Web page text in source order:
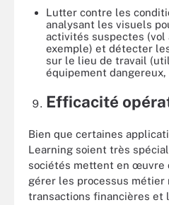
Lutter contre les
analysant les visuels
activités suspectes (vol
exemple) et détecter
sur le lieu de travail
équipement dangereux,
Efficacité
Bien que certaines
Learning soient très
sociétés mettent en œuvre
gérer les processus métier
transactions financières et